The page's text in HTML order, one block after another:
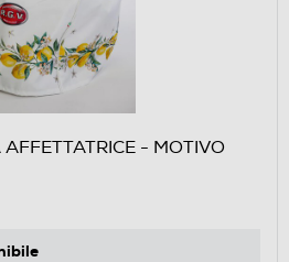
AFFETTATRICE - MOTIVO